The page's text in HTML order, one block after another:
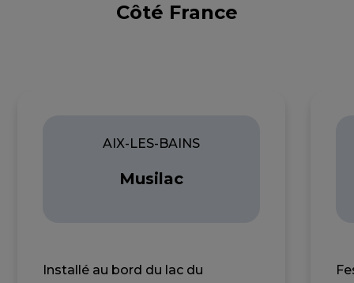
Côté France
AIX-LES-BAINS
Musilac
Installé au bord du lac du